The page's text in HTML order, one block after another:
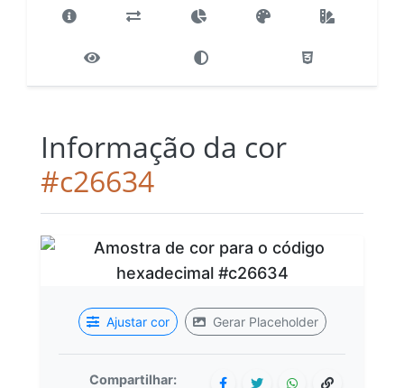
Informação da cor
#c26634
Ajustar cor Gerar Placeholder
Compartilhar: